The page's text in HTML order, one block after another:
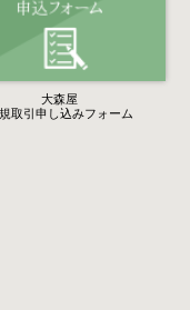
大森屋
取引申し込みフォーム